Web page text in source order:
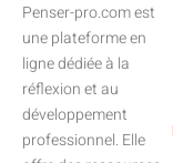
Penser-pro.com est
une plateforme en
ligne dédiée à la
réflexion et au
développement
professionnel. Elle